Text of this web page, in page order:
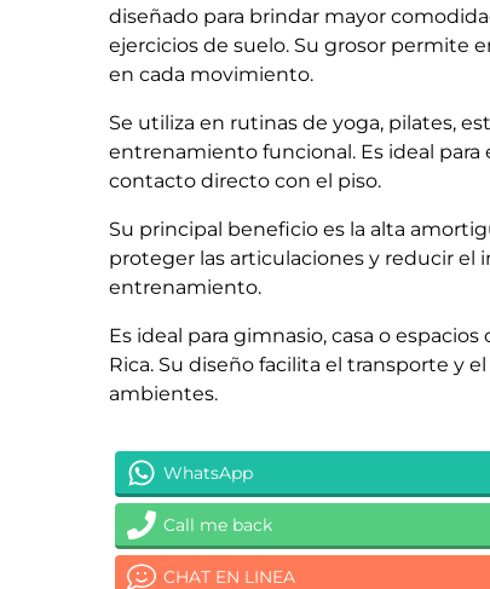
diseñado para brindar mayor
ejercicios de suelo. Su grosor permite
en cada movimiento.
Se utiliza en rutinas de yoga, pilates,
entrenamiento funcional. Es ideal para
contacto directo con el piso.
Su principal beneficio es la alta
proteger las articulaciones y reducir el
entrenamiento.
Es ideal para gimnasio, casa o
Rica. Su diseño facilita el transporte y
ambientes.
WhatsApp
Call me back
CHAT EN LINEA